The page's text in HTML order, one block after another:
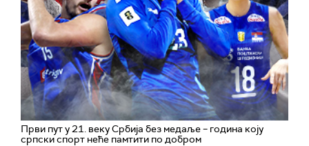
Први пут у 21. веку Србија без медаље – година коју
српски спорт неће памтити по добром